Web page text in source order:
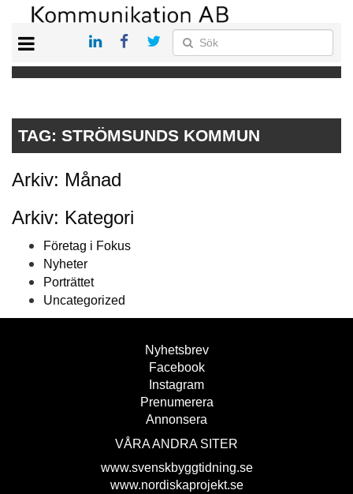
PUBLIKATIONER
TAG: STRÖMSUNDS KOMMUN
Arkiv: Månad
Arkiv: Kategori
Företag i Fokus
Nyheter
Porträttet
Uncategorized
Nyhetsbrev
Facebook
Instagram
Prenumerera
Annonsera
VÅRA ANDRA SITER
www.svenskbyggtidning.se
www.nordiskaprojekt.se